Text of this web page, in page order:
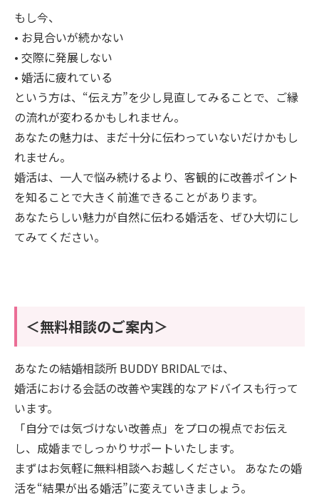
もし今、
• お見合いが続かない
• 交際に発展しない
• 婚活に疲れている
という方は、“伝え方”を少し見直してみることで、ご縁
の流れが変わるかもしれません。
あなたの魅力は、まだ十分に伝わっていないだけかもし
れません。
婚活は、一人で悩み続けるより、客観的に改善ポイント
を知ることで大きく前進できることがあります。
あなたらしい魅力が自然に伝わる婚活を、ぜひ大切にし
てみてください。
＜無料相談のご案内＞
あなたの結婚相談所 BUDDY BRIDALでは、
婚活における会話の改善や実践的なアドバイスも行って
います。
「自分では気づけない改善点」をプロの視点でお伝え
し、成婚までしっかりサポートいたします。
まずはお気軽に無料相談へお越しください。 あなたの婚
活を“結果が出る婚活”に変えていきましょう。